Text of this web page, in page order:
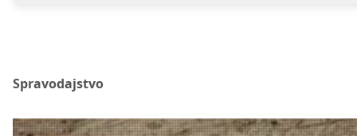
Spravodajstvo